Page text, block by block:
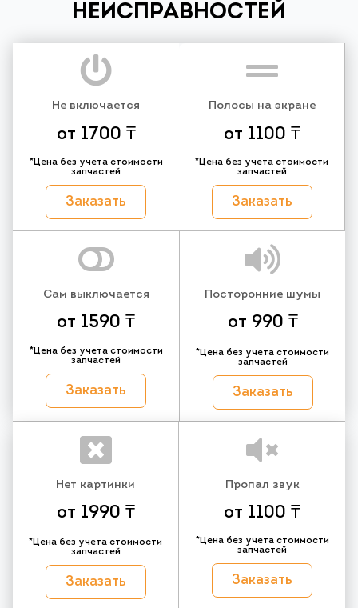
НЕИСПРАВНОСТЕЙ
Не включается
от 1700 ₸
*Цена без учета стоимости
запчастей
Заказать
Полосы на экране
от 1100 ₸
*Цена без учета стоимости
запчастей
Заказать
Сам выключается
от 1590 ₸
*Цена без учета стоимости
запчастей
Заказать
Посторонние шумы
от 990 ₸
*Цена без учета стоимости
запчастей
Заказать
Нет картинки
от 1990 ₸
*Цена без учета стоимости
запчастей
Заказать
Пропал звук
от 1100 ₸
*Цена без учета стоимости
запчастей
Заказать